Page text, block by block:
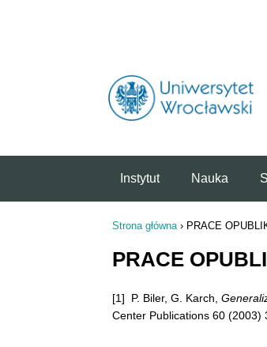
Instytut Nauka
Strona główna› PRACE
PRACE
[1] P. Biler, G. Karch,
Center Publications 60 (2003)